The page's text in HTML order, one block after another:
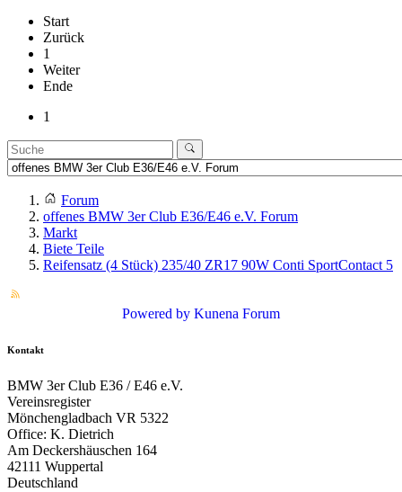
Start
Zurück
1
Weiter
Ende
1
Forum
offenes BMW 3er Club E36/E46 e.V. Forum
Markt
Biete Teile
Reifensatz (4 Stück) 235/40 ZR17 90W Conti SportContact 5
Powered by Kunena Forum
Kontakt
BMW 3er Club E36 / E46 e.V.
Vereinsregister
Mönchengladbach VR 5322
Office: K. Dietrich
Am Deckershäuschen 164
42111 Wuppertal
Deutschland